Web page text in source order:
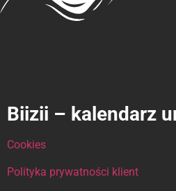
Biizii – kalendarz
Cookies
Polityka prywatności klient